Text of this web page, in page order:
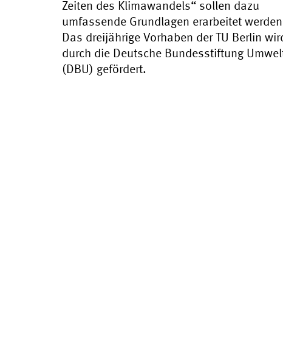
Zeiten des Klimawandels“ sollen dazu
umfassende Grundlagen erarbeitet
Das dreijährige Vorhaben der TU Berlin
durch die Deutsche Bundesstiftung
(DBU) gefördert.